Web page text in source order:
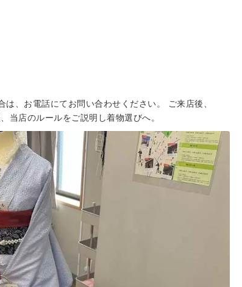
、お電話にてお問い合わせください。 ご来店後、
当店のルールをご説明し着物選びへ。